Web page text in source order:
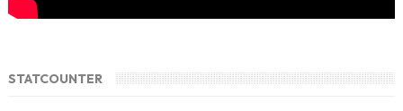
STATCOUNTER